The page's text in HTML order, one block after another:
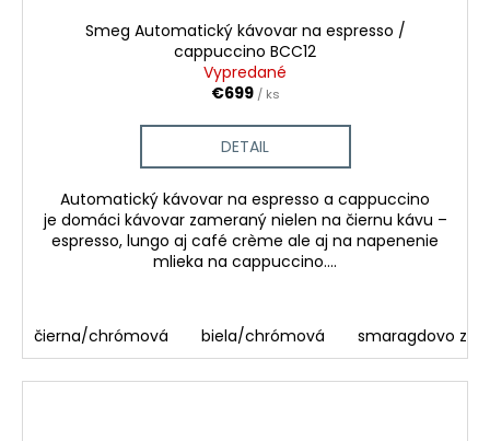
Smeg Automatický kávovar na espresso /
cappuccino BCC12
Vypredané
€699 / ks
DETAIL
Automatický kávovar na espresso a cappuccino
je domáci kávovar zameraný nielen na čiernu kávu –
espresso, lungo aj café crème ale aj na napenenie
mlieka na cappuccino....
čierna/chrómová biela/chrómová smaragdovo